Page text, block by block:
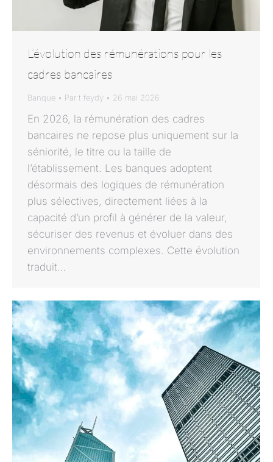
L’évolution des rémunérations pour les
cadres bancaires
Banque Par t feydy 26 mai 2026
En 2026, la rémunération des cadres
bancaires ne repose plus uniquement sur la
séniorité, le titre ou la taille de
l’établissement. Les banques adoptent
désormais des logiques de rémunération
plus sélectives, directement liées à la
capacité d’un profil à générer de la valeur,
sécuriser des revenus et évoluer dans des
environnements complexes. Cette évolution
traduit…